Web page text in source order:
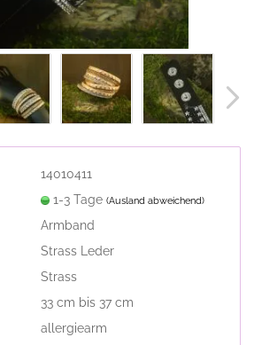
14010411
1-3 Tage (Ausland abweichend)
Armband
Strass Leder
Strass
33 cm bis 37 cm
allergiearm